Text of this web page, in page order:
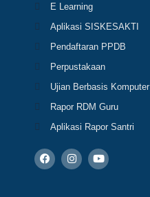
E Learning
Aplikasi SISKESAKTI
Pendaftaran PPDB
Perpustakaan
Ujian Berbasis Komputer
Rapor RDM Guru
Aplikasi Rapor Santri
F
a
c
I
n
s
Y
o
u